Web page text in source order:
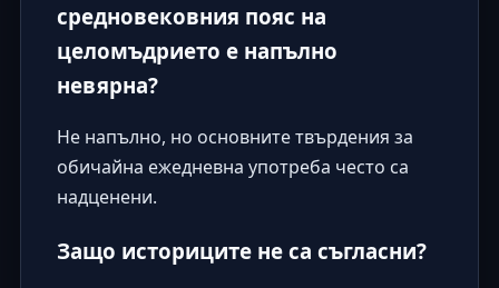
средновековния пояс на
целомъдрието е напълно
невярна?
Не напълно, но основните твърдения за
обичайна ежедневна употреба често са
надценени.
Защо историците не са съгласни?